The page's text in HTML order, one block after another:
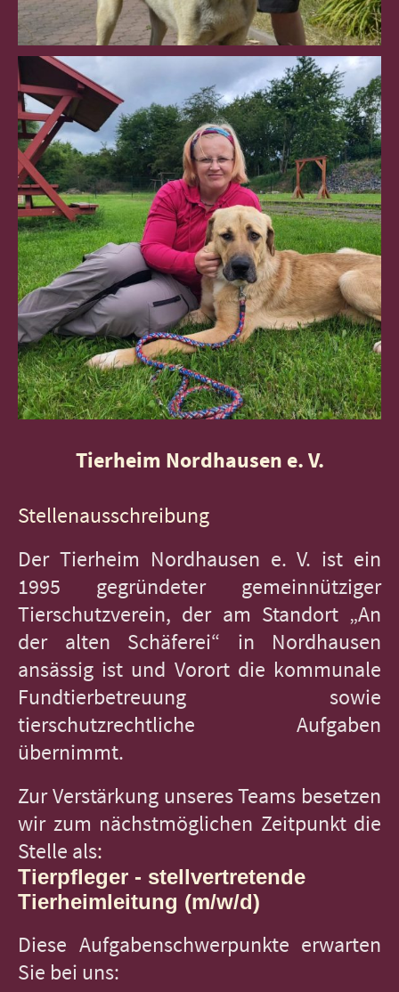
Tierheim Nordhausen e. V.
Stellenausschreibung
Der Tierheim Nordhausen e. V. ist ein
1995 gegründeter gemeinnütziger
Tierschutzverein, der am Standort „An
der alten Schäferei“ in Nordhausen
ansässig ist und Vorort die kommunale
Fundtierbetreuung sowie
tierschutzrechtliche Aufgaben
übernimmt.
Zur Verstärkung unseres Teams besetzen
wir zum nächstmöglichen Zeitpunkt die
Stelle als:
Tierpfleger - stellvertretende
Tierheimleitung (m/w/d)
Diese Aufgabenschwerpunkte erwarten
Sie bei uns: